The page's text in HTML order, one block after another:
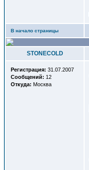
В начало страницы
STONECOLD
Регистрация: 31.07.2007
Сообщений: 12
Откуда: Москва